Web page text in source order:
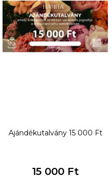
Ajándékutalvány 15 000 Ft
15 000 Ft